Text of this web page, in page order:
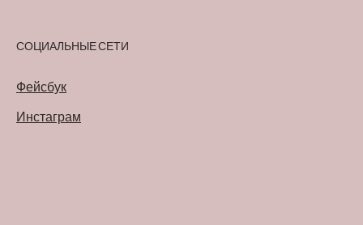
СОЦИАЛЬНЫЕ СЕТИ
Фейсбук
Инстаграм